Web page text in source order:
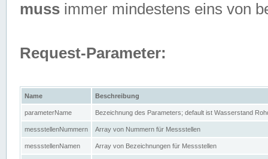
muss immer mindestens eins von
Request-Parameter:
Name Beschreibung
parameterName Bezeichnung des Parameters; default ist Wasserstand
messstellenNummern Array von Nummern für Messstellen
messstellenNamen Array von Bezeichnungen für Messstellen